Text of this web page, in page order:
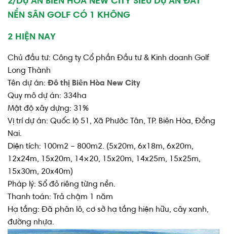
NỀN SÂN GOLF CÓ 1 KHÔNG
2 HIỆN NAY
Chủ đầu tư: Công ty Cổ phần Đầu tư & Kinh doanh Golf
Long Thành
Tên dự án: Đô thị Biên Hòa New City
Quy mô dự án: 334ha
Mật độ xây dựng: 31%
Vị trí dự án: Quốc lộ 51, Xã Phước Tân, TP. Biên Hòa, Đồng
Nai.
Diện tích: 100m2 – 800m2. (5x20m, 6x18m, 6x20m,
12x24m, 15x20m, 14×20, 15x20m, 14x25m, 15x25m,
15x30m, 20x40m)
Pháp lý: Sổ đỏ riêng từng nền.
Thanh toán: Trả chậm 1 năm
Hạ tầng: Đã phân lô, cơ sở hạ tầng hiện hữu, cây xanh,
đường nhựa.